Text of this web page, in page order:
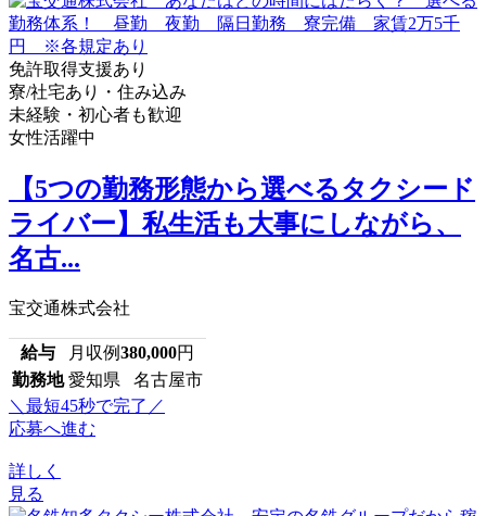
免許取得支援あり
寮/社宅あり・住み込み
未経験・初心者も歓迎
女性活躍中
【5つの勤務形態から選べるタクシード
ライバー】私生活も大事にしながら、
名古...
宝交通株式会社
給与 月収例380,000円
勤務地 愛知県 名古屋市
＼最短45秒で完了／
応募へ進む
詳しく
見る